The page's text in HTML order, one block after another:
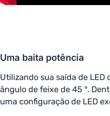
Uma baita potência
Utilizando sua saída de
ângulo de feixe de 45 °.
uma configuração de LED